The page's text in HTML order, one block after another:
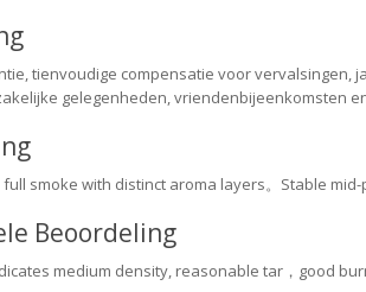
tienvoudige compensatie voor vervalsingen,
gelegenheden, vriendenbijeenkomsten
smoke with distinct aroma layers。Stable
Beoordeling
medium density, reasonable tar，good